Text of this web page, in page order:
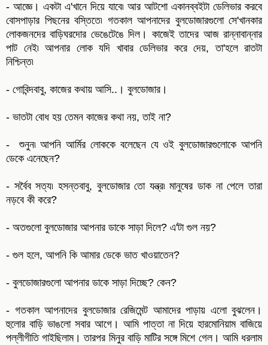
- আজ্ঞে। একটা এ'খানে দিয়ে যাবে৷ আর আটশো একানব্বইটা ডেলিভার করবে
বোসপাড়ার পিছনের বস্তিতে৷ গতকাল আপনাদের বুলডোজারগুলো সে'খানকার
লোকজনদের বাড়িঘরদোর ভেঙেটেঙে দিল। কাজেই তাদের আজ রান্নাবান্নার
পাট নেই৷ আপনার লোক যদি খাবার ডেলিভার করে দেয়, তা'হলে রাতটা
নিশ্চিন্ত৷
- গোবিন্দবাবু, কাজের কথায় আসি..। বুলডোজার।
- ভাতটা বোধ হয় তেমন কাজের কথা নয়, তাই না?
- শুনুন৷ আপনি আর্মির লোককে বলেছেন যে ওই বুলডোজারগুলোকে আপনি
ডেকে এনেছেন?
- সর্বৈব সত্য৷ হসন্তবাবু, বুলডোজার তো যন্ত্র৷ মানুষের ডাক না পেলে তারা
নড়বে কী করে?
- অতগুলো বুলডোজার আপনার ডাকে সাড়া দিলে? এ'টা গুল নয়?
- গুল হলে, আপনি কি আমার ডেকে ভাত খাওয়াতেন?
- বুলডোজারগুলো আপনার ডাকে সাড়া দিচ্ছে? কেন?
- গতকাল আপনাদের বুলডোজার রেজিমেন্ট আমাদের পাড়ায় এলো বুঝলেন।
হুলোর বাড়ি ভাঙলো সবার আগে। আমি পাত্তা না দিয়ে হারমোনিয়াম বাজিয়ে
পল্লীগীতি গাইছিলাম। তারপর মিনুর বাড়ি মাটির সঙ্গে মিশে গেল। আমি ধরলাম